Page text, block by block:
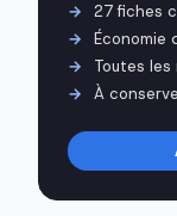
27 fiches
Économie
Toutes les
À